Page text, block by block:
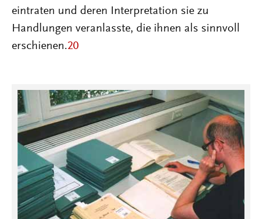
eintraten und deren Interpretation sie zu
Handlungen veranlasste, die ihnen als sinnvoll
erschienen.20